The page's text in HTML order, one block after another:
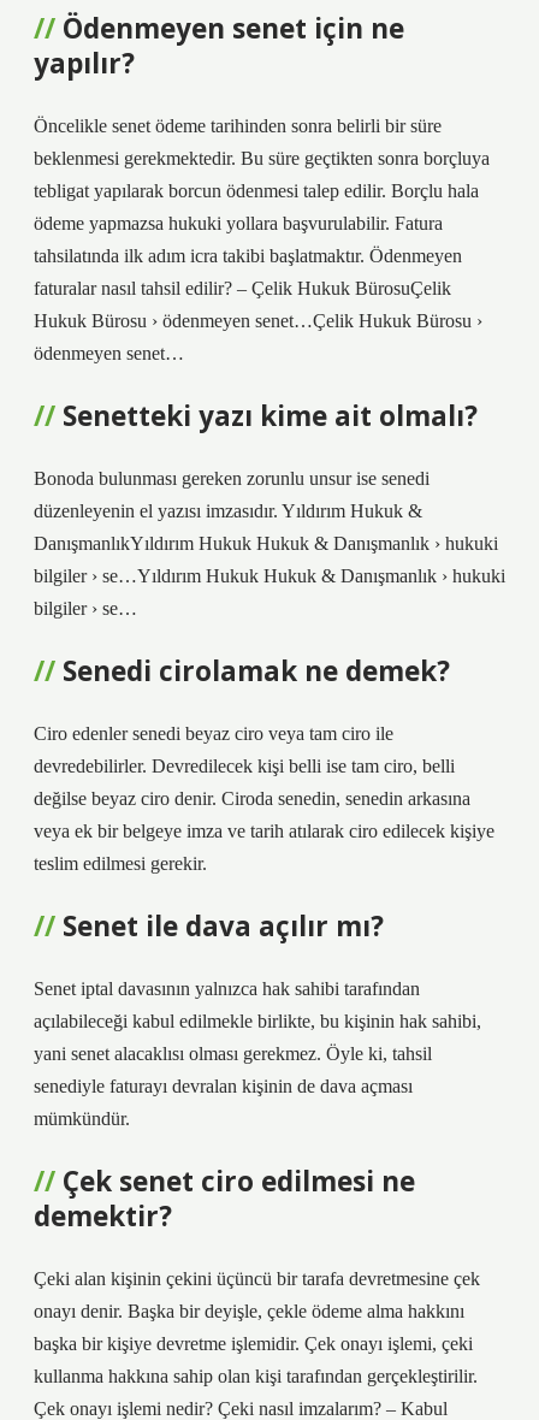
Ödenmeyen senet için ne
yapılır?
Öncelikle senet ödeme tarihinden sonra belirli bir süre
beklenmesi gerekmektedir. Bu süre geçtikten sonra borçluya
tebligat yapılarak borcun ödenmesi talep edilir. Borçlu hala
ödeme yapmazsa hukuki yollara başvurulabilir. Fatura
tahsilatında ilk adım icra takibi başlatmaktır. Ödenmeyen
faturalar nasıl tahsil edilir? – Çelik Hukuk BürosuÇelik
Hukuk Bürosu › ödenmeyen senet…Çelik Hukuk Bürosu ›
ödenmeyen senet…
Senetteki yazı kime ait olmalı?
Bonoda bulunması gereken zorunlu unsur ise senedi
düzenleyenin el yazısı imzasıdır. Yıldırım Hukuk &
DanışmanlıkYıldırım Hukuk Hukuk & Danışmanlık › hukuki
bilgiler › se…Yıldırım Hukuk Hukuk & Danışmanlık › hukuki
bilgiler › se…
Senedi cirolamak ne demek?
Ciro edenler senedi beyaz ciro veya tam ciro ile
devredebilirler. Devredilecek kişi belli ise tam ciro, belli
değilse beyaz ciro denir. Ciroda senedin, senedin arkasına
veya ek bir belgeye imza ve tarih atılarak ciro edilecek kişiye
teslim edilmesi gerekir.
Senet ile dava açılır mı?
Senet iptal davasının yalnızca hak sahibi tarafından
açılabileceği kabul edilmekle birlikte, bu kişinin hak sahibi,
yani senet alacaklısı olması gerekmez. Öyle ki, tahsil
senediyle faturayı devralan kişinin de dava açması
mümkündür.
Çek senet ciro edilmesi ne
demektir?
Çeki alan kişinin çekini üçüncü bir tarafa devretmesine çek
onayı denir. Başka bir deyişle, çekle ödeme alma hakkını
başka bir kişiye devretme işlemidir. Çek onayı işlemi, çeki
kullanma hakkına sahip olan kişi tarafından gerçekleştirilir.
Çek onayı işlemi nedir? Çeki nasıl imzalarım? – Kabul